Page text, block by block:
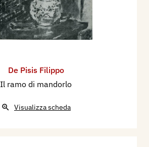
De Pisis Filippo
Il ramo di mandorlo
Visualizza scheda